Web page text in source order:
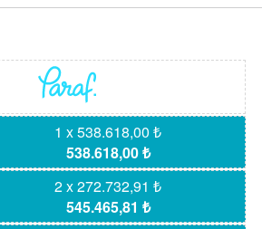
1 x 538.618,00 ₺
538.618,00 ₺
2 x 272.732,91 ₺
545.465,81 ₺